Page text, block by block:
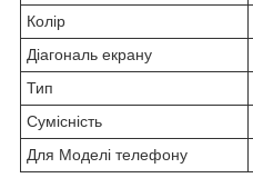
Колір
Діагональ екрану
Тип
Сумісність
Для Моделі телефону